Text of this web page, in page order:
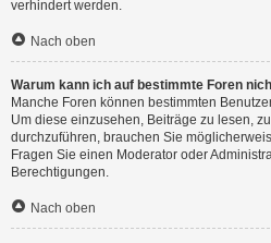
verhindert werden.
Nach oben
Warum kann ich auf bestimmte Foren
Manche Foren können bestimmten
Um diese einzusehen, Beiträge zu lesen,
durchzuführen, brauchen Sie
Fragen Sie einen Moderator oder
Berechtigungen.
Nach oben